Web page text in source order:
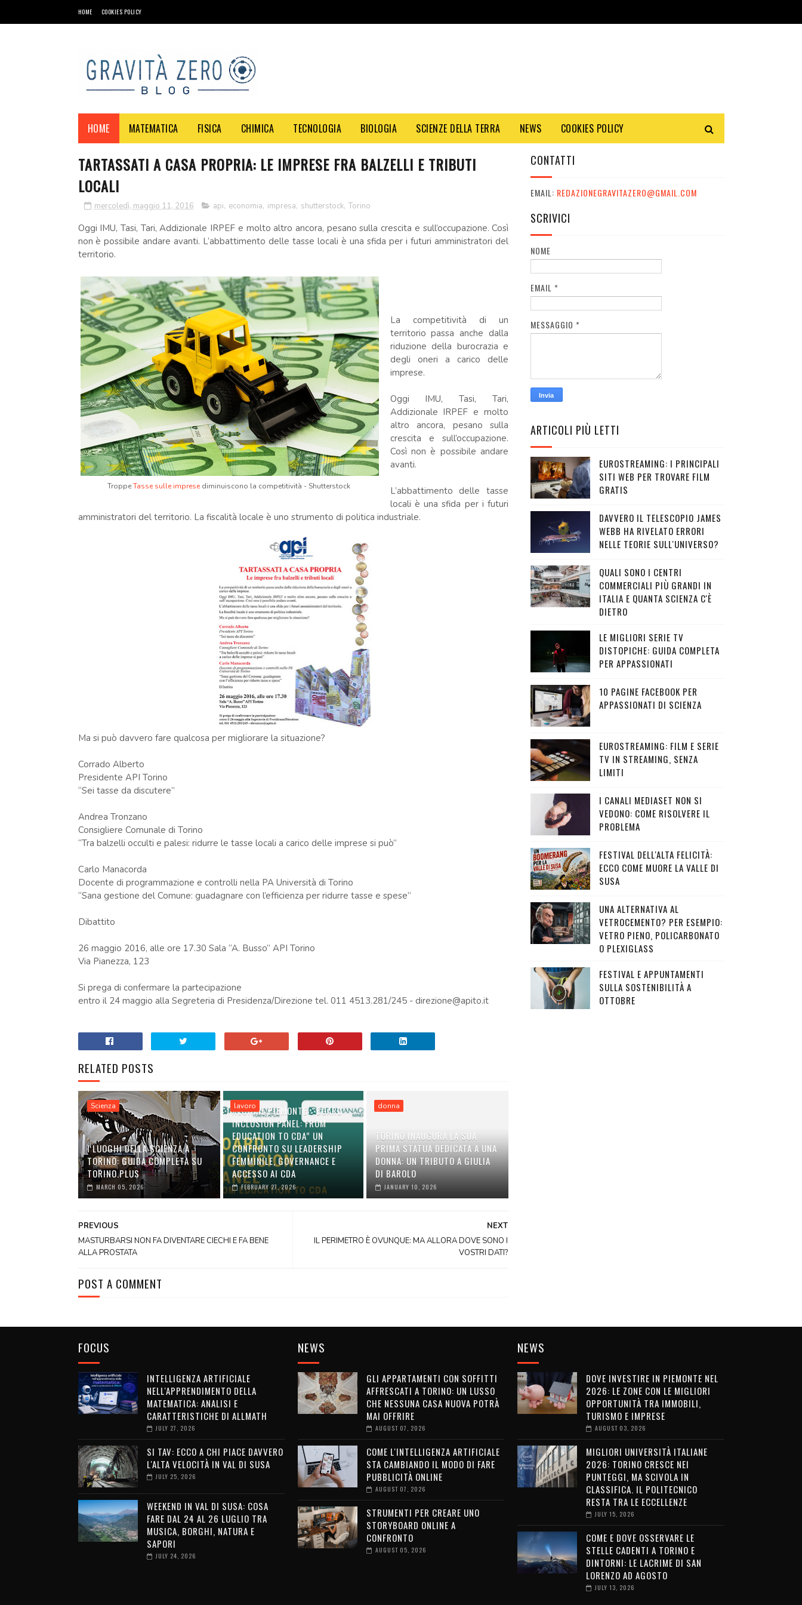
HOME COOKIES POLICY
HOME MATEMATICA FISICA CHIMICA TECNOLOGIA BIOLOGIA SCIENZE DELLA TERRA NEWS COOKIES POLICY
TARTASSATI A CASA PROPRIA: LE IMPRESE FRA BALZELLI E TRIBUTI
LOCALI
mercoledì, maggio 11, 2016 api, economia, impresa, shutterstock, Torino
Oggi IMU, Tasi, Tari, Addizionale IRPEF e molto altro ancora, pesano sulla crescita e sull’occupazione. Così
non è possibile andare avanti. L’abbattimento delle tasse locali è una sfida per i futuri amministratori del
territorio.
TroppeTasse sulle impresediminuiscono la competitività - Shutterstock
La competitività di un
territorio passa anche dalla
riduzione della burocrazia e
degli oneri a carico delle
imprese.
Oggi IMU, Tasi, Tari,
Addizionale IRPEF e molto
altro ancora, pesano sulla
crescita e sull’occupazione.
Così non è possibile andare
avanti.
L’abbattimento delle tasse
locali è una sfida per i futuri
amministratori del territorio. La fiscalità locale è uno strumento di politica industriale.
Ma si può davvero fare qualcosa per migliorare la situazione?
Corrado Alberto
Presidente API Torino
“Sei tasse da discutere”
Andrea Tronzano
Consigliere Comunale di Torino
“Tra balzelli occulti e palesi: ridurre le tasse locali a carico delle imprese si può”
Carlo Manacorda
Docente di programmazione e controlli nella PA Università di Torino
“Sana gestione del Comune: guadagnare con l’efficienza per ridurre tasse e spese”
Dibattito
26 maggio 2016, alle ore 17.30 Sala “A. Busso” API Torino
Via Pianezza, 123
Si prega di confermare la partecipazione
entro il 24 maggio alla Segreteria di Presidenza/Direzione tel. 011 4513.281/245 - direzione@apito.it
RELATED POSTS
Scienza
I LUOGHI DELLA SCIENZA A
TORINO: GUIDA COMPLETA SU
TORINO.PLUS
MARCH 05, 2026
lavoro
REGIONE PIEMONTE: “BOARD
INCLUSION PANEL: FROM
EDUCATION TO CDA” UN
CONFRONTO SU LEADERSHIP
FEMMINILE, GOVERNANCE E
ACCESSO AI CDA
FEBRUARY 27, 2026
donna
TORINO INAUGURA LA SUA
PRIMA STATUA DEDICATA A UNA
DONNA: UN TRIBUTO A GIULIA
DI BAROLO
JANUARY 10, 2026
NEXT
IL PERIMETRO È OVUNQUE: MA ALLORA DOVE SONO I
VOSTRI DATI?
PREVIOUS
MASTURBARSI NON FA DIVENTARE CIECHI E FA BENE
ALLA PROSTATA
POST A COMMENT
CONTATTI
EMAIL: REDAZIONEGRAVITAZERO@GMAIL.COM
SCRIVICI
NOME
EMAIL *
MESSAGGIO *
ARTICOLI PIÙ LETTI
EUROSTREAMING: I PRINCIPALI
SITI WEB PER TROVARE FILM
GRATIS
DAVVERO IL TELESCOPIO JAMES
WEBB HA RIVELATO ERRORI
NELLE TEORIE SULL'UNIVERSO?
QUALI SONO I CENTRI
COMMERCIALI PIÙ GRANDI IN
ITALIA E QUANTA SCIENZA C'È
DIETRO
LE MIGLIORI SERIE TV
DISTOPICHE: GUIDA COMPLETA
PER APPASSIONATI
10 PAGINE FACEBOOK PER
APPASSIONATI DI SCIENZA
EUROSTREAMING: FILM E SERIE
TV IN STREAMING, SENZA
LIMITI
I CANALI MEDIASET NON SI
VEDONO: COME RISOLVERE IL
PROBLEMA
FESTIVAL DELL'ALTA FELICITÀ:
ECCO COME MUORE LA VALLE DI
SUSA
UNA ALTERNATIVA AL
VETROCEMENTO? PER ESEMPIO:
VETRO PIENO, POLICARBONATO
O PLEXIGLASS
FESTIVAL E APPUNTAMENTI
SULLA SOSTENIBILITÀ A
OTTOBRE
FOCUS
INTELLIGENZA ARTIFICIALE
NELL'APPRENDIMENTO DELLA
MATEMATICA: ANALISI E
CARATTERISTICHE DI ALLMATH
JULY 27, 2026
SI TAV: ECCO A CHI PIACE DAVVERO
L'ALTA VELOCITÀ IN VAL DI SUSA
JULY 25, 2026
WEEKEND IN VAL DI SUSA: COSA
FARE DAL 24 AL 26 LUGLIO TRA
MUSICA, BORGHI, NATURA E
SAPORI
JULY 24, 2026
NEWS
GLI APPARTAMENTI CON SOFFITTI
AFFRESCATI A TORINO: UN LUSSO
CHE NESSUNA CASA NUOVA POTRÀ
MAI OFFRIRE
AUGUST 07, 2026
COME L'INTELLIGENZA ARTIFICIALE
STA CAMBIANDO IL MODO DI FARE
PUBBLICITÀ ONLINE
AUGUST 07, 2026
STRUMENTI PER CREARE UNO
STORYBOARD ONLINE A
CONFRONTO
AUGUST 05, 2026
NEWS
DOVE INVESTIRE IN PIEMONTE NEL
2026: LE ZONE CON LE MIGLIORI
OPPORTUNITÀ TRA IMMOBILI,
TURISMO E IMPRESE
AUGUST 03, 2026
MIGLIORI UNIVERSITÀ ITALIANE
2026: TORINO CRESCE NEI
PUNTEGGI, MA SCIVOLA IN
CLASSIFICA. IL POLITECNICO
RESTA TRA LE ECCELLENZE
JULY 15, 2026
COME E DOVE OSSERVARE LE
STELLE CADENTI A TORINO E
DINTORNI: LE LACRIME DI SAN
LORENZO AD AGOSTO
JULY 13, 2026